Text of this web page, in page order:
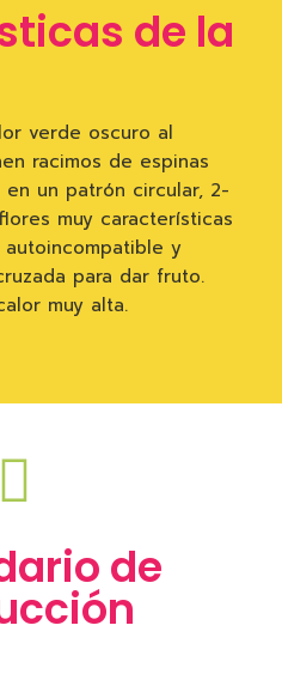
de la
verde oscuro al
racimos de espinas
un patrón circular, 2-
muy características
autoincompatible y
para dar fruto.
muy alta.
de